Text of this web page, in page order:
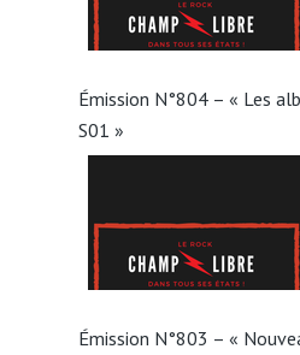
Émission N°804 – « Les
S01 »
Émission N°803 – «